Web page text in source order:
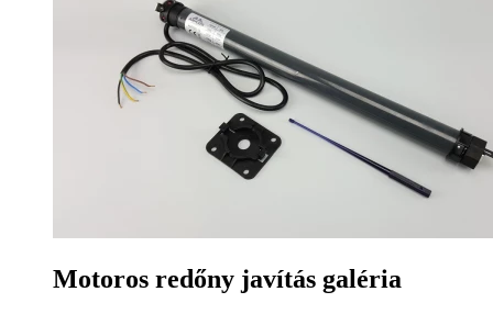
Motoros redőny javítás galéria